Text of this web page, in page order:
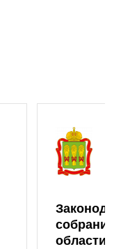
собрание
области